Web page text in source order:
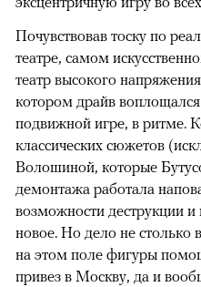
Почувствовав тоску по
театре, самом
театр высокого
котором драйв
подвижной игре, в ритме.
классических сюжетов
Волошиной, которые
демонтажа работала
возможности деструкции и
новое. Но дело не столько
на этом поле фигуры
привез в Москву, да и